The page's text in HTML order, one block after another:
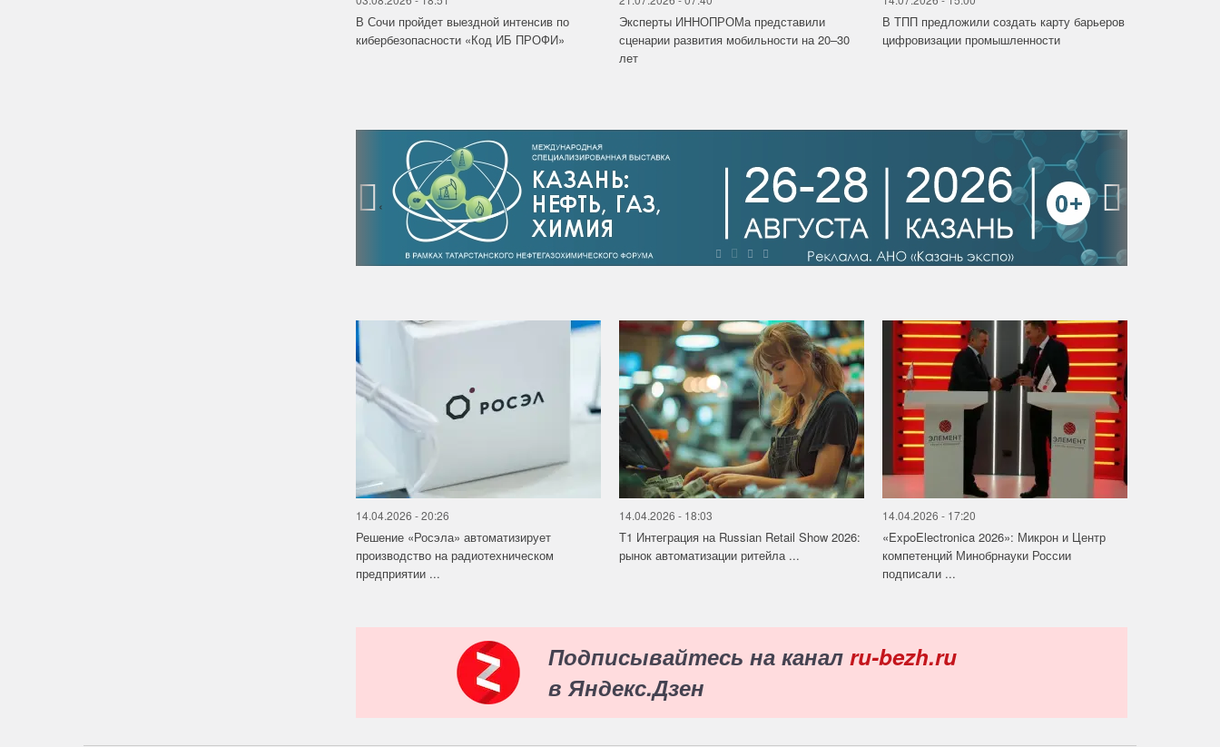
В Сочи пройдет выездной интенсив по
кибербезопасности «Код ИБ ПРОФИ»
Эксперты ИННОПРОМа представили
сценарии развития мобильности на 20–30
лет
В ТПП предложили создать карту барьеров
цифровизации промышленности
‹ ›
14.04.2026 - 20:26
Решение «Росэла» автоматизирует
производство на радиотехническом
предприятии ...
14.04.2026 - 18:03
Т1 Интеграция на Russian Retail Show 2026:
рынок автоматизации ритейла ...
14.04.2026 - 17:20
«ExpoElectronica 2026»: Микрон и Центр
компетенций Минобрнауки России
подписали ...
Подписывайтесь на канал ru-bezh.ru
в Яндекс.Дзен